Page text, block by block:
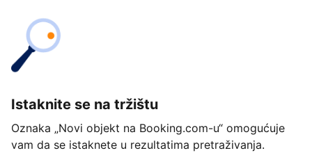
Istaknite se na tržištu
Oznaka „Novi objekt na Booking.com-u“ omogućuje
vam da se istaknete u rezultatima pretraživanja.